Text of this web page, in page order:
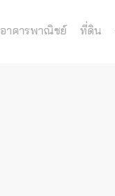
อาคารพาณิชย์ ที่ดิน